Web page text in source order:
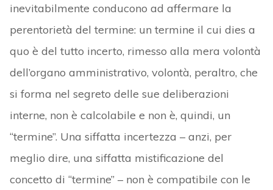
inevitabilmente conducono ad affermare la
perentorietà del termine: un termine il cui dies a
quo è del tutto incerto, rimesso alla mera volontà
dell’organo amministrativo, volontà, peraltro, che
si forma nel segreto delle sue deliberazioni
interne, non è calcolabile e non è, quindi, un
“termine”. Una siffatta incertezza – anzi, per
meglio dire, una siffatta mistificazione del
concetto di “termine” – non è compatibile con le